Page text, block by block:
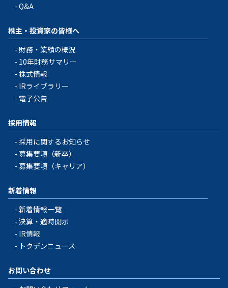
Q&A
株主・投資家の皆様へ
財務・業績の概況
10年財務サマリー
株式情報
IRライブラリー
電子公告
採用情報
採用に関するお知らせ
募集要項（新卒）
募集要項（キャリア）
新着情報
新着情報一覧
決算・適時開示
IR情報
トクデンニュース
お問い合わせ